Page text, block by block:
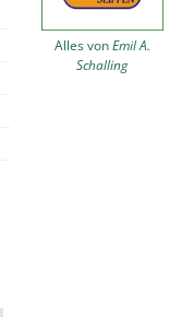
Alles vonEmil A.
Schalling